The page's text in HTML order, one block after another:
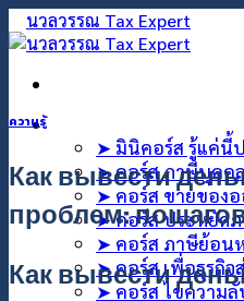
ข้าม
ไป
เนื้อหา
➤ มินิคอร์ส รู้แค่นี้
➤ คอร์ส ภาษีบุคค
➤ คอร์ส ขายของ
➤ คอร์ส ประหยัด
➤ คอร์ส ภาษีย้อนห
➤ คอร์ส เพื่อธุรกิ
➤ คอร์ส ไขความลั
ความรู้
Как вывести
проблем:
Как вывести